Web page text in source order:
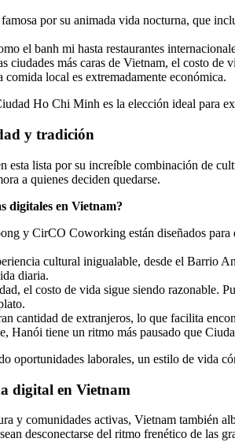
por su animada vida nocturna, que
el banh mi hasta restaurantes
ciudades más caras de Vietnam, el costo
local es extremadamente económica.
Ho Chi Minh es la elección ideal para
y tradición
lista por su increíble combinación de
a quienes deciden quedarse.
digitales en Vietnam?
y CirCO Coworking están diseñados
cultural inigualable, desde el Barrio
diaria.
el costo de vida sigue siendo razonable.
cantidad de extranjeros, lo que facilita
Hanói tiene un ritmo más pausado que
oportunidades laborales, un estilo de vida
digital en Vietnam
y comunidades activas, Vietnam también
desconectarse del ritmo frenético de las